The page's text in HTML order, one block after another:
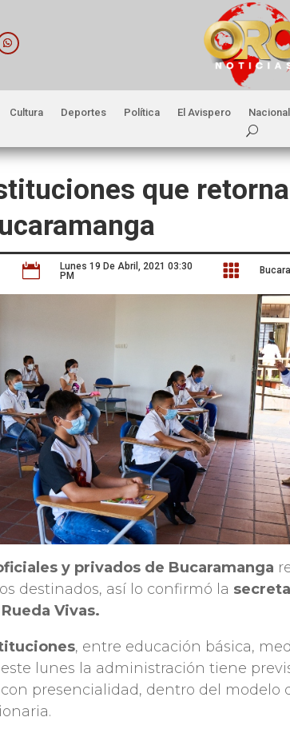
Cultura Deportes Política El Avispero Nacional
que

Lunes 19 De Abril, 2021 03:30
PM

y privados de Bucaramanga
destinados, así lo confirmó la
Vivas.
, entre educación básica,
lunes la administración tiene
presencialidad, dentro del modelo